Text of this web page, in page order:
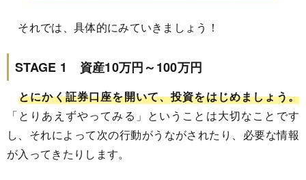
それでは、具体的にみていきましょう！
STAGE 1 資産10万円～100万円
とにかく証券口座を開いて、投資をはじめましょう。
「とりあえずやってみる」ということは大切なことです
し、それによって次の行動がうながされたり、必要な情報
が入ってきたりします。